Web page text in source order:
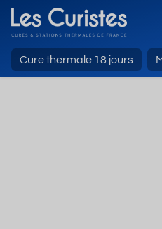
Cure thermale 18 jours